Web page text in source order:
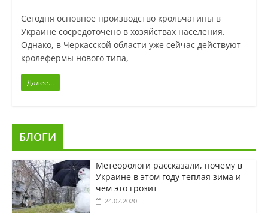
Сегодня основное производство крольчатины в
Украине сосредоточено в хозяйствах населения.
Однако, в Черкасской области уже сейчас действуют
кролефермы нового типа,
Далее...
БЛОГИ
Метеорологи рассказали, почему в
Украине в этом году теплая зима и
чем это грозит
24.02.2020